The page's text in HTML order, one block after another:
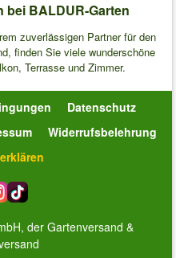
bei BALDUR-Garten
zuverlässigen Partner für den
finden Sie viele wunderschöne
Terrasse und Zimmer.
Datenschutz
Widerrufsbelehrung
der Gartenversand &